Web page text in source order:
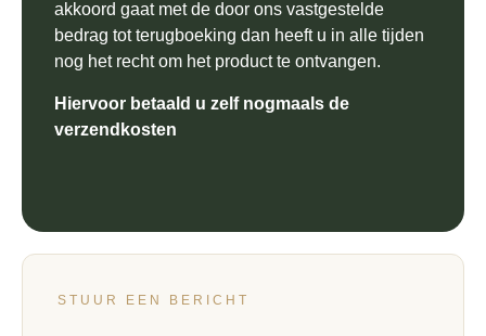
akkoord gaat met de door ons vastgestelde
bedrag tot terugboeking dan heeft u in alle tijden
nog het recht om het product te ontvangen.
Hiervoor betaald u zelf nogmaals de
verzendkosten
STUUR EEN BERICHT